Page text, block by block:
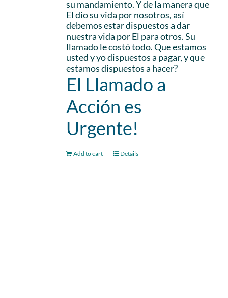
su mandamiento. Y de la manera que
El dio su vida por nosotros, así
debemos estar dispuestos a dar
nuestra vida por El para otros. Su
llamado le costó todo. Que estamos
usted y yo dispuestos a pagar, y que
estamos dispuestos a hacer?
El Llamado a
Acción es
Urgente!
Add to cart Details